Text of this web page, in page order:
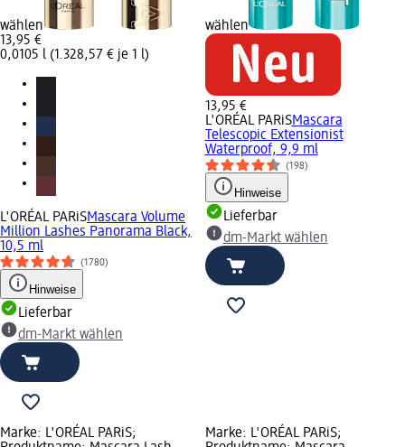
wählen
13,95 €
0,0105 l (1.328,57 € je 1 l)
L'ORÉAL PARiSMascara Volume
Million Lashes Panorama Black,
10,5 ml
(1780)
Hinweise
Lieferbar
dm-Markt wählen
wählen
13,95 €
L'ORÉAL PARiSMascara
Telescopic Extensionist
Waterproof, 9,9 ml
(198)
Hinweise
Lieferbar
dm-Markt wählen
Marke: L'ORÉAL PARiS;
Marke: L'ORÉAL PARiS;